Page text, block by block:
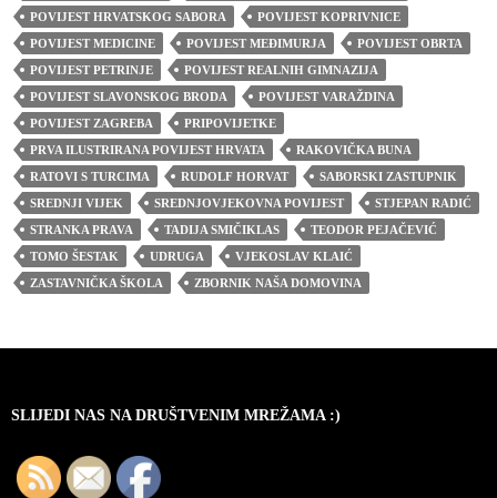
POVIJEST HRVATSKOG SABORA
POVIJEST KOPRIVNICE
POVIJEST MEDICINE
POVIJEST MEĐIMURJA
POVIJEST OBRTA
POVIJEST PETRINJE
POVIJEST REALNIH GIMNAZIJA
POVIJEST SLAVONSKOG BRODA
POVIJEST VARAŽDINA
POVIJEST ZAGREBA
PRIPOVIJETKE
PRVA ILUSTRIRANA POVIJEST HRVATA
RAKOVIČKA BUNA
RATOVI S TURCIMA
RUDOLF HORVAT
SABORSKI ZASTUPNIK
SREDNJI VIJEK
SREDNJOVJEKOVNA POVIJEST
STJEPAN RADIĆ
STRANKA PRAVA
TADIJA SMIČIKLAS
TEODOR PEJAČEVIĆ
TOMO ŠESTAK
UDRUGA
VJEKOSLAV KLAIĆ
ZASTAVNIČKA ŠKOLA
ZBORNIK NAŠA DOMOVINA
SLIJEDI NAS NA DRUŠTVENIM MREŽAMA :)